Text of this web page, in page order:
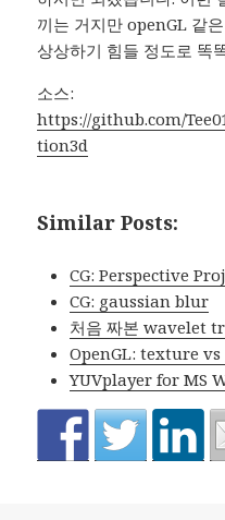
끼는 거지만 openGL 같
상상하기 힘들 정도로 똑
소스:
https://github.com/
tion3d
Similar Posts:
CG: Perspective
CG: gaussian blur
처음 짜본 wavelet
OpenGL: texture
YUVplayer for MS